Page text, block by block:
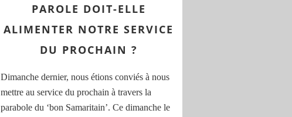
PAROLE DOIT-ELLE
ALIMENTER NOTRE SERVICE
DU PROCHAIN ?
Dimanche dernier, nous étions conviés à nous
mettre au service du prochain à travers la
parabole du ‘bon Samaritain’. Ce dimanche le